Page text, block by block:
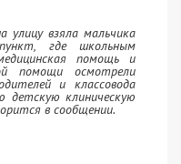
улицу взяла мальчика
где школьным
помощь и
помощи осмотрели
и классовода
детскую клиническую
в сообщении.